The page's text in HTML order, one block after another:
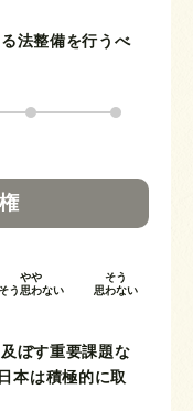
法整備を行うべ
やや
う思わない
そう
思わない
ぼす重要課題な
本は積極的に取